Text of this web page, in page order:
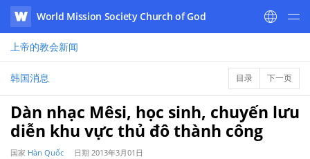
WATV
World Mission Society Church of God
上帝的教会新闻
韩国消息 目录 下一页
Dàn nhạc Mêsi, học sinh, chuyến lưu
diễn khu vực thủ đô thành công
国家 Hàn Quốc 日期 2013年3月01日